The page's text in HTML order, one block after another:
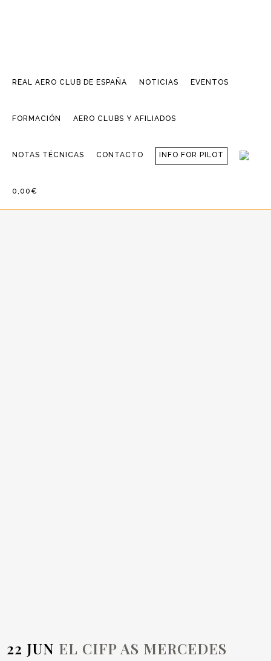
REAL AERO CLUB DE ESPAÑA NOTICIAS EVENTOS
FORMACIÓN AERO CLUBS Y AFILIADOS
NOTAS TÉCNICAS CONTACTO INFO FOR PILOT
0,00€
22 JUN EL CIFP AS MERCEDES